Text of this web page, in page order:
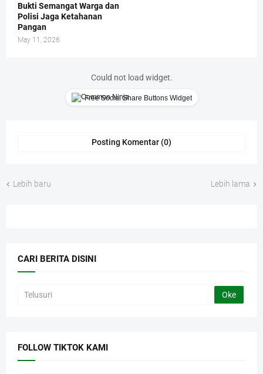
Bukti Semangat Warga dan
Polisi Jaga Ketahanan
Pangan
May 11, 2026
Could not load widget.
Free Social Share Buttons Widget
Posting Komentar (0)
Lebih baru Lebih lama
CARI BERITA DISINI
FOLLOW TIKTOK KAMI